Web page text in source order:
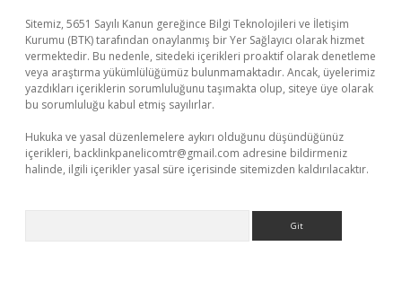
Sitemiz, 5651 Sayılı Kanun gereğince Bilgi Teknolojileri ve İletişim
Kurumu (BTK) tarafından onaylanmış bir Yer Sağlayıcı olarak hizmet
vermektedir. Bu nedenle, sitedeki içerikleri proaktif olarak denetleme
veya araştırma yükümlülüğümüz bulunmamaktadır. Ancak, üyelerimiz
yazdıkları içeriklerin sorumluluğunu taşımakta olup, siteye üye olarak
bu sorumluluğu kabul etmiş sayılırlar.
Hukuka ve yasal düzenlemelere aykırı olduğunu düşündüğünüz
içerikleri, backlinkpanelicomtr@gmail.com adresine bildirmeniz
halinde, ilgili içerikler yasal süre içerisinde sitemizden kaldırılacaktır.